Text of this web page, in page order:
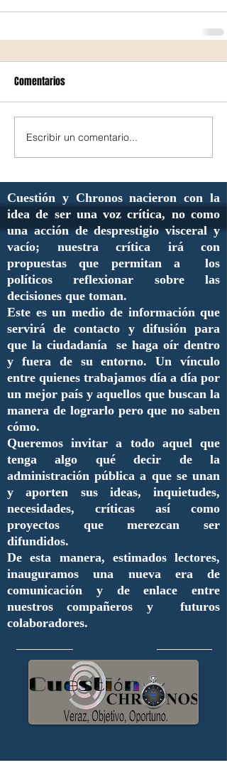
Comentarios
Escribir un comentario...
Cuestión y Chronos nacieron con la
idea de ser una voz crítica, no como
una acción de desprestigio visceral y
vacío; nuestra crítica irá con
propuestas que permitan a los
políticos reflexionar sobre las
decisiones que toman.
Este es un medio de información que
servirá de contacto y difusión para
que la ciudadanía se haga oír dentro
y fuera de su entorno. Un vínculo
entre quienes trabajamos día a día por
un mejor país y aquellos que buscan la
manera de lograrlo pero que no saben
cómo.
Queremos invitar a todo aquel que
tenga algo qué decir de la
administración pública a que se unan
y aporten sus ideas, inquietudes,
necesidades, críticas así como
proyectos que merezcan ser
difundidos.
De esta manera, estimados lectores,
inauguramos una nueva era de
comunicación y de enlace entre
nuestros compañeros y futuros
colaboradores.